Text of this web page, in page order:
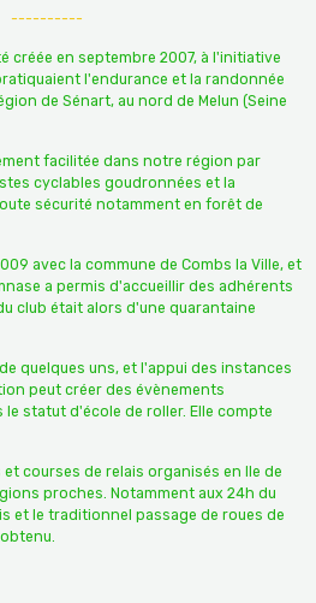
----------
créée en septembre 2007, à l'initiative
l'endurance et la randonnée
de Sénart, au nord de Melun (Seine
facilitée dans notre région par
cyclables goudronnées et la
sécurité notamment en forêt de
avec la commune de Combs la Ville, et
a permis d'accueillir des adhérents
club était alors d'une quarantaine
quelques uns, et l'appui des instances
peut créer des évènements
statut d'école de roller. Elle compte
courses de relais organisés en Ile de
proches. Notamment aux 24h du
et le traditionnel passage de roues de